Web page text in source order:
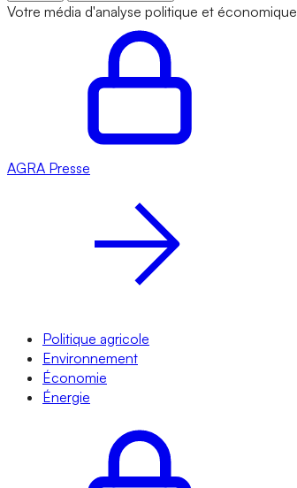
Votre média d'analyse politique et économique
AGRA Presse
Politique agricole
Environnement
Économie
Énergie